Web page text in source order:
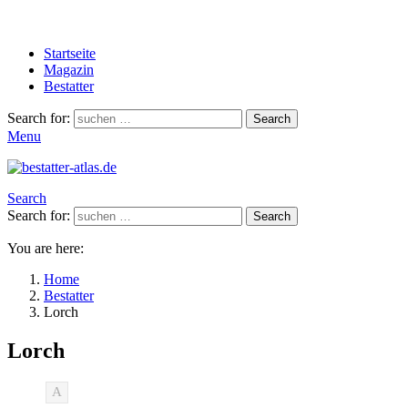
Startseite
Magazin
Bestatter
Search for: Search
Menu
Search
Search for:
Search
You are here:
Home
Bestatter
Lorch
Lorch
A